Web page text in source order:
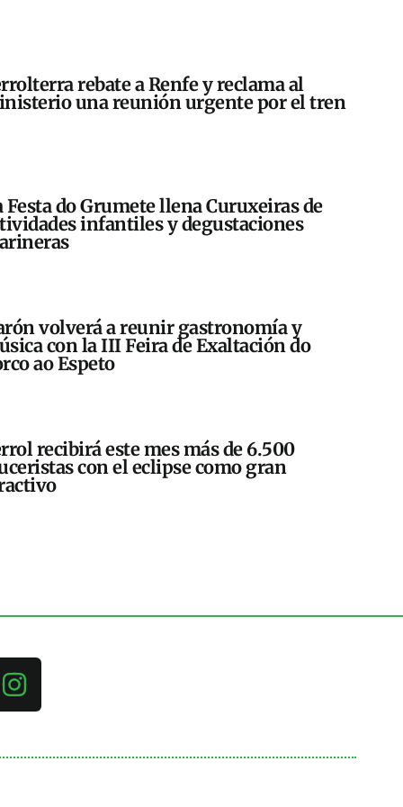
rebate a Renfe y reclama al
una reunión urgente por el tren
Festa do Grumete llena Curuxeiras de
infantiles y degustaciones
volverá a reunir gastronomía y
con la III Feira de Exaltación do
ao Espeto
recibirá este mes más de 6.500
con el eclipse como gran